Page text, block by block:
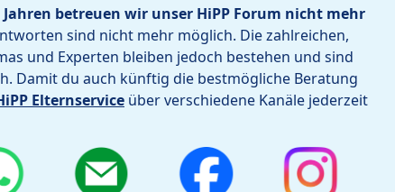
betreuen wir unser HiPP Forum nicht mehr
sind nicht mehr möglich. Die zahlreichen,
und Experten bleiben jedoch bestehen und sind
Damit du auch künftig die bestmögliche Beratung
Elternservice über verschiedene Kanäle jederzeit